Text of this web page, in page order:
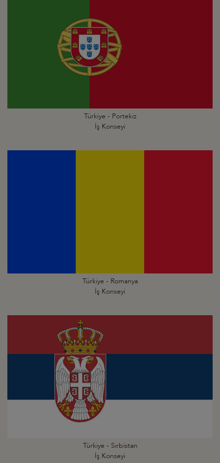
Türkiye - Portekiz
İş Konseyi
Türkiye - Romanya
İş Konseyi
Türkiye - Sırbistan
İş Konseyi